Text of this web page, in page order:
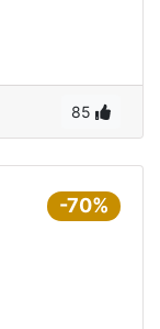
85
-70%